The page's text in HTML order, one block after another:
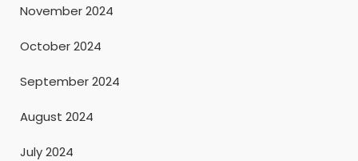
November 2024
October 2024
September 2024
August 2024
July 2024